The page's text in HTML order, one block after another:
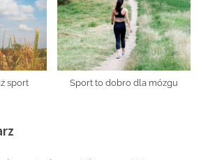
sport Sport to dobro dla mózgu